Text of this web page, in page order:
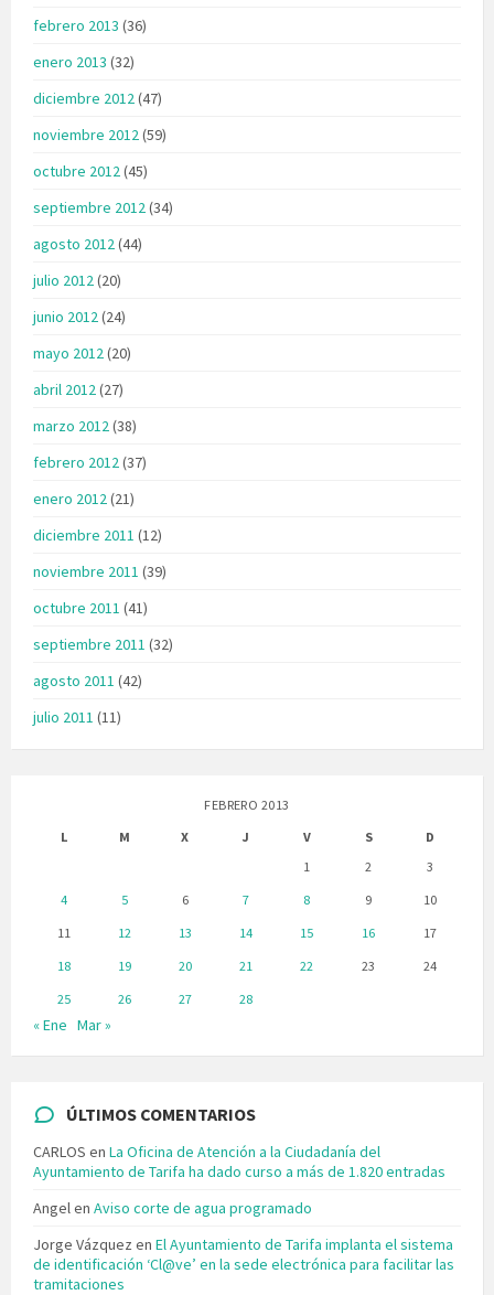
febrero 2013 (36)
enero 2013 (32)
diciembre 2012(47)
noviembre 2012(59)
octubre 2012(45)
septiembre 2012(34)
agosto 2012(44)
julio 2012(20)
junio 2012(24)
mayo 2012(20)
abril 2012(27)
marzo 2012(38)
febrero 2012(37)
enero 2012(21)
diciembre 2011 (12)
noviembre 2011 (39)
octubre 2011 (41)
septiembre 2011 (32)
agosto 2011 (42)
julio 2011 (11)
FEBRERO 2013
L
M X J V S
D
1
2
3
4
5 6 7 8 9
10
11
12 13 14 15 16
17
18
19 20 21 22 23
24
25
26 27 28
« Ene Mar »
ÚLTIMOS COMENTARIOS
CARLOS en La Oficina de Atención a la Ciudadanía del
Ayuntamiento de Tarifa ha dado curso a más de 1.820 entradas
Angelen Aviso corte de agua programado
Jorge Vázquez en El Ayuntamiento de Tarifa implanta el sistema
de identificación ‘Cl@ve’ en la sede electrónica para facilitar las
tramitaciones